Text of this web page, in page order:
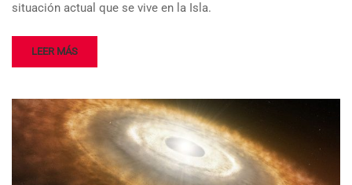
situación actual que se vive en la Isla.
LEER MÁS